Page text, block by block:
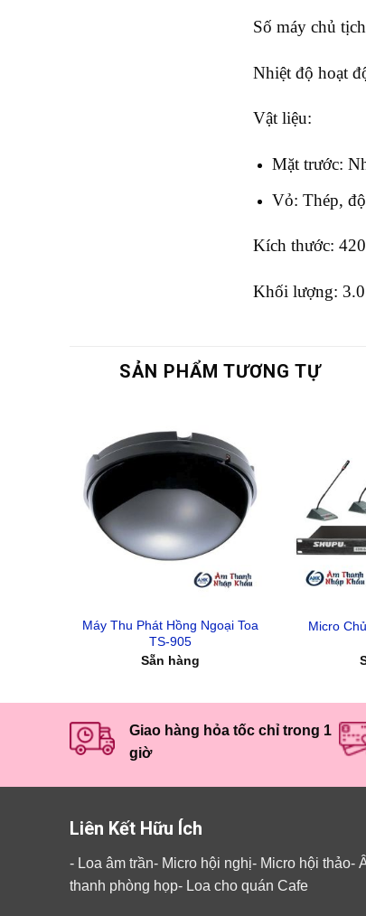
Số máy chủ
Nhiệt độ hoạt
Vật liệu:
Mặt trước:
Vỏ: Thép,
Kích thước:
Khối lượng:
SẢN PHẨM TƯƠNG TỰ
Máy Thu Phát Hồng Ngoại Toa
TS-905
Sẵn hàng
Micro
Giao hàng hỏa tốc chỉ trong 1
giờ
Liên Kết Hữu Ích
- Loa âm trần- Micro hội nghị- Micro hội thảo-
thanh phòng họp- Loa cho quán Cafe